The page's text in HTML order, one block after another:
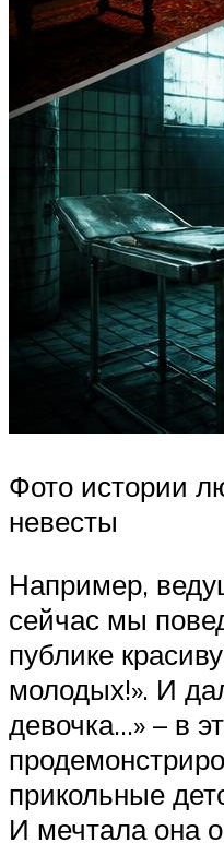
Фото истории
невесты
Например,
сейчас мы
публике
молодых!». И
девочка…» – в
прикольные
И мечтала она